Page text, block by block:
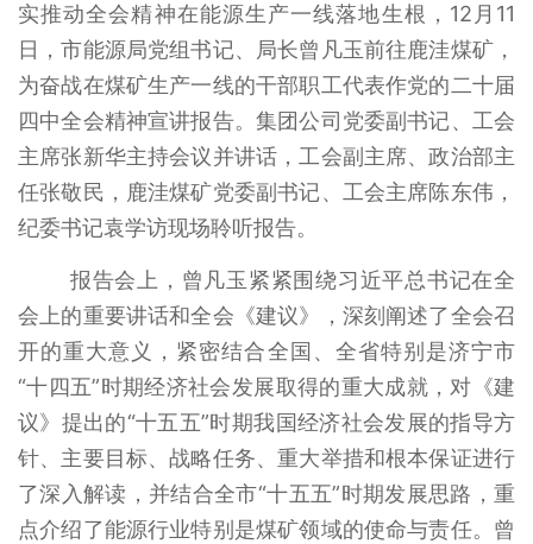
实推动全会精神在能源生产一线落地生根，12月11
日，市能源局党组书记、局长曾凡玉前往鹿洼煤矿，
为奋战在煤矿生产一线的干部职工代表作党的二十届
四中全会精神宣讲报告。集团公司党委副书记、工会
主席张新华主持会议并讲话，工会副主席、政治部主
任张敬民，鹿洼煤矿党委副书记、工会主席陈东伟，
纪委书记袁学访现场聆听报告。
报告会上，曾凡玉紧紧围绕习近平总书记在全
会上的重要讲话和全会《建议》，深刻阐述了全会召
开的重大意义，紧密结合全国、全省特别是济宁市
“十四五”时期经济社会发展取得的重大成就，对《建
议》提出的“十五五”时期我国经济社会发展的指导方
针、主要目标、战略任务、重大举措和根本保证进行
了深入解读，并结合全市“十五五”时期发展思路，重
点介绍了能源行业特别是煤矿领域的使命与责任。曾